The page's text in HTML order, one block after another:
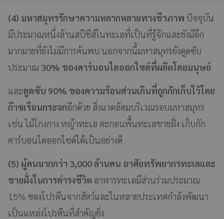
(4) มหาสมุทรรักษาความหลากหลายทางชีวภาพ ปัจจุบัน
มีประมาณหนึ่งล้านสปีชีส์ในทะเลที่เป็นที่รู้จักและยังมีอีก
มากมายที่ยังไม่มีการค้นพบ นอกจากนี้มหาสมุทรยังดูดซับ
ประมาณ 30% ของคาร์บอนไดออกไซด์ที่ผลิตโดยมนุษย์
และดูดซับ 90% ของความร้อนส่วนเกินที่ถูกกักเก็บไว้โดย
ก๊าซเรือนกระจกอีกด้วย สิ่งแวดล้อมบริเวณรอบมหาสมุทร
เช่น ไม้โกงกาง หญ้าทะเล ตะกอนพื้นทะเลชายฝั่ง เก็บกัก
คาร์บอนไดออกไซด์ได้เป็นอย่างดี
(5) ผู้คนมากกว่า 3,000 ล้านคน อาศัยทรัพยากรทะเลและ
ชายฝั่งในการดำรงชีวิต อาหารทะเลมีส่วนร่วมประมาณ
15% ของโปรตีนจากสัตว์และในหลายประเทศกำลังพัฒนา
เป็นแหล่งโปรตีนที่สำคัญยิ่ง